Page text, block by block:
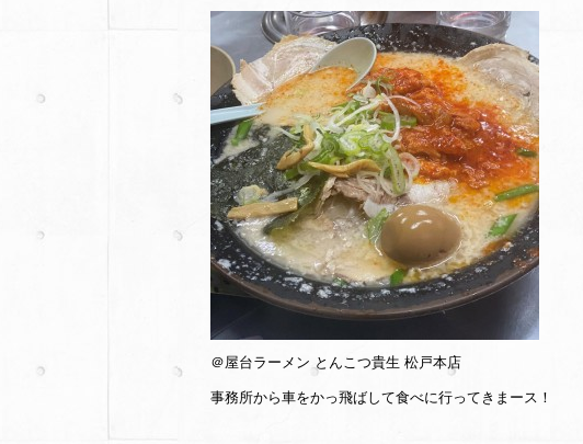
＠屋台ラーメン とんこつ貴生 松戸本店
事務所から車をかっ飛ばして食べに行ってきまース！